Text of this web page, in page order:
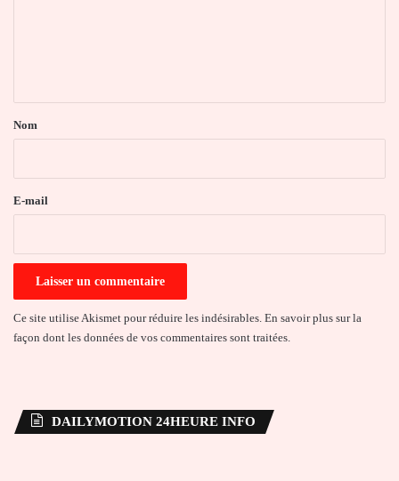
a
e
Nom
E-mail
Ce site utilise Akismet pour réduire les indésirables. En savoir plus sur la
façon dont les données de vos commentaires sont traitées.
DAILYMOTION 24HEURE INFO